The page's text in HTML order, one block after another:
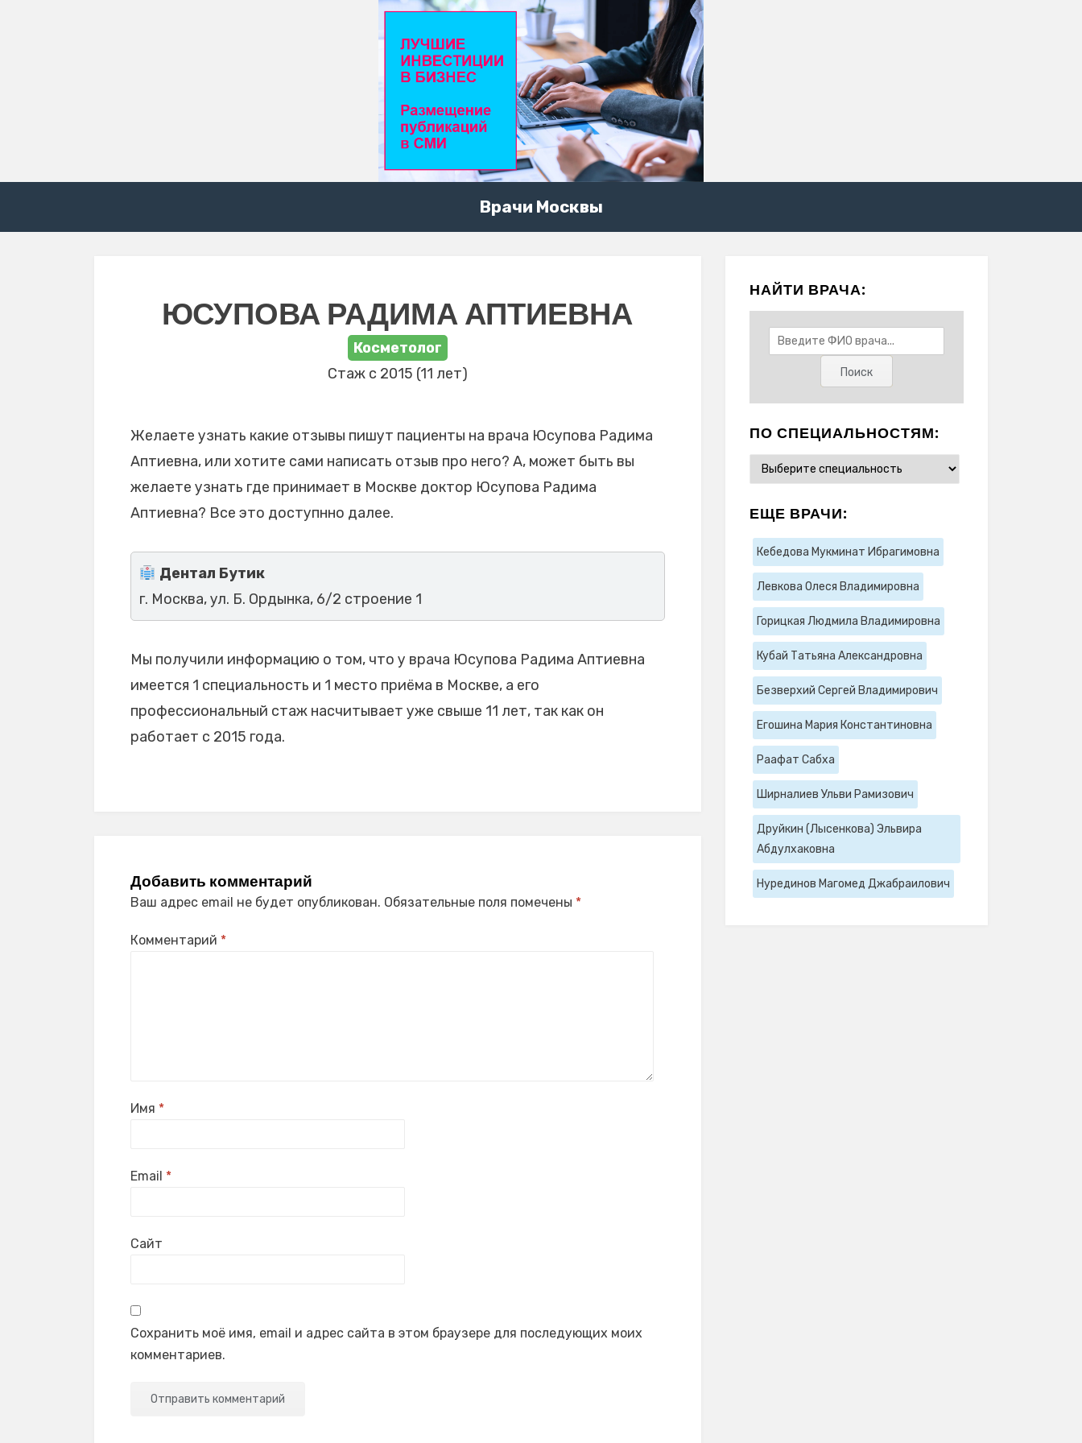
Врачи Москвы
ЮСУПОВА РАДИМА АПТИЕВНА
Косметолог
Стаж с 2015 (11 лет)
Желаете узнать какие отзывы пишут пациенты на врача Юсупова Радима
Аптиевна, или хотите сами написать отзыв про него? А, может быть вы
желаете узнать где принимает в Москве доктор Юсупова Радима
Аптиевна? Все это доступнно далее.
Дентал Бутик
г. Москва, ул. Б. Ордынка, 6/2 строение 1
Мы получили информацию о том, что у врача Юсупова Радима Аптиевна
имеется 1 специальность и 1 место приёма в Москве, а его
профессиональный стаж насчитывает уже свыше 11 лет, так как он
работает с 2015 года.
Добавить комментарий
Ваш адрес email не будет опубликован. Обязательные поля помечены *
Комментарий *
Имя *
Email *
Сайт
Сохранить моё имя, email и адрес сайта в этом браузере для последующих моих
комментариев.
НАЙТИ ВРАЧА:
ПО СПЕЦИАЛЬНОСТЯМ:
ЕЩЕ ВРАЧИ:
Кебедова Мукминат Ибрагимовна
Левкова Олеся Владимировна
Горицкая Людмила Владимировна
Кубай Татьяна Александровна
Безверхий Сергей Владимирович
Егошина Мария Константиновна
Раафат Сабха
Ширналиев Ульви Рамизович
Друйкин (Лысенкова) Эльвира
Абдулхаковна
Нурединов Магомед Джабраилович